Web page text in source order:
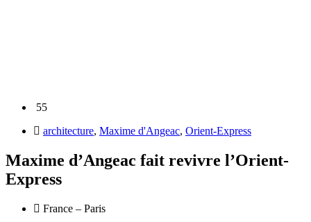
55
architecture, Maxime d'Angeac, Orient-Express
Maxime d’Angeac fait revivre l’Orient-
Express
France – Paris